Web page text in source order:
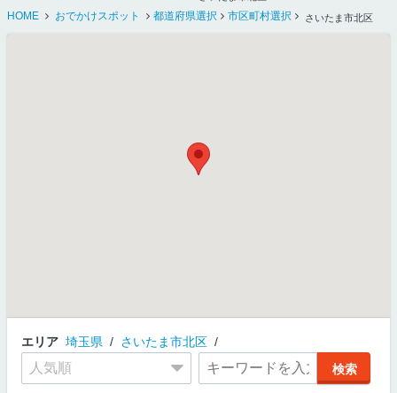
HOME おでかけスポット 都道府県選択 市区町村選択 さいたま市北区
エリア 埼玉県 さいたま市北区